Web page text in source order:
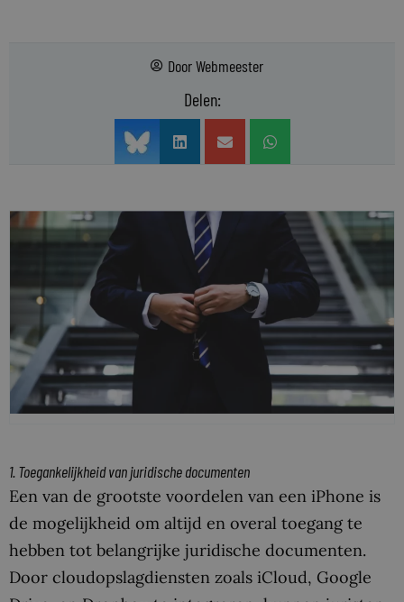
DoorWebmeester
Delen:
1. Toegankelijkheid van juridische documenten
Een van de grootste voordelen van een iPhone is
de mogelijkheid om altijd en overal toegang te
hebben tot belangrijke juridische documenten.
Door cloudopslagdiensten zoals iCloud, Google